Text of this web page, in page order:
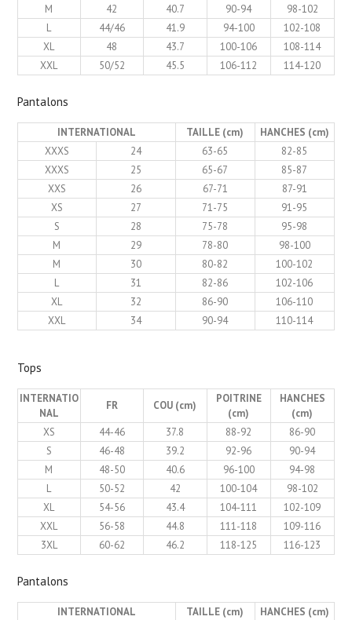
M 42 40.7 90-94
98-102
L
44/46 41.9 94-100
102-108
XL
48 43.7 100-106
108-114
XXL
50/52 45.5 106-112 114-120
Pantalons
INTERNATIONAL TAILLE (cm)
HANCHES (cm)
XXXS
24 63-65
82-85
XXXS
25 65-67
85-87
XXS
26 67-71
87-91
XS
27 71-75
91-95
S
28 75-78
95-98
M
29 78-80
98-100
M
30 80-82
100-102
L
31 82-86
102-106
XL
32 86-90
106-110
XXL
34 90-94 110-114
Tops
INTERNATIO
NAL
FR COU (cm)
POITRINE
(cm)
HANCHES
(cm)
XS
44-46 37.8 88-92
86-90
S
46-48 39.2 92-96
90-94
M
48-50 40.6 96-100
94-98
L
50-52 42 100-104
98-102
XL
54-56 43.4 104-111
102-109
XXL
56-58 44.8 111-118
109-116
3XL
60-62 46.2 118-125 116-123
Pantalons
INTERNATIONAL TAILLE (cm)
HANCHES (cm)